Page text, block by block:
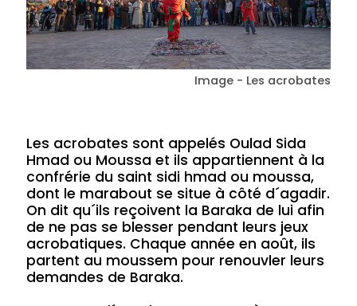
Image - Les acrobates
Les acrobates sont appelés Oulad Sida
Hmad ou Moussa et ils appartiennent à la
confrérie du saint sidi hmad ou moussa,
dont le marabout se situe à côté d´agadir.
On dit qu´ils reçoivent la Baraka de lui afin
de ne pas se blesser pendant leurs jeux
acrobatiques. Chaque année en août, ils
partent au moussem pour renouvler leurs
demandes de Baraka.